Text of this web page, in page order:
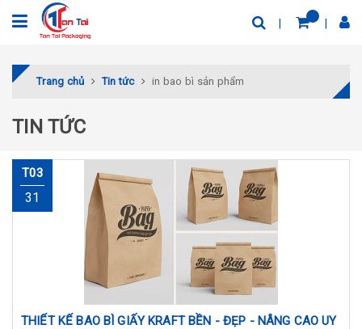
Trang chủ Tin tức in bao bì sản phẩm
TIN TỨC
T03
31
THIẾT KẾ BAO BÌ GIẤY KRAFT BỀN - ĐẸP - NÂNG CAO UY